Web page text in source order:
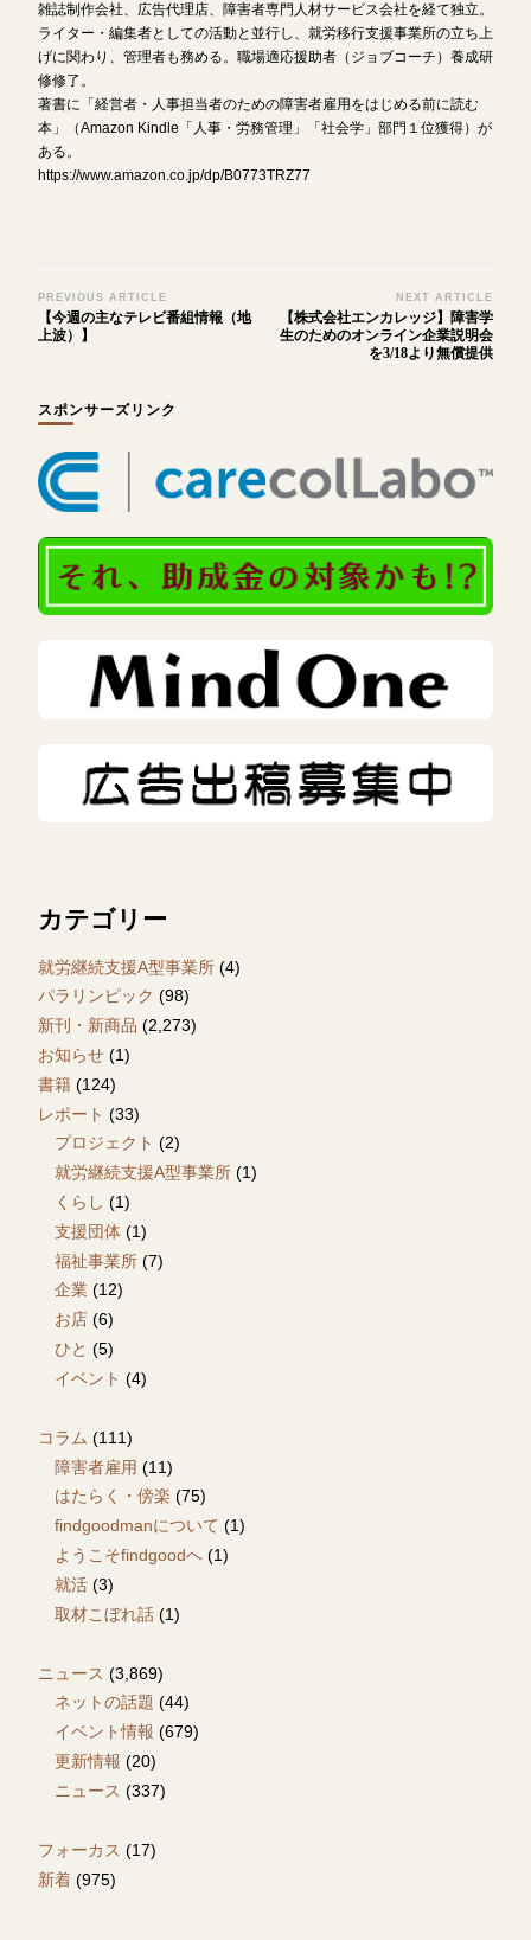
雑誌制作会社、広告代理店、障害者専門人材サービス会社を経て独立。
ライター・編集者としての活動と並行し、就労移行支援事業所の立ち上
げに関わり、管理者も務める。職場適応援助者（ジョブコーチ）養成研
修修了。
著書に「経営者・人事担当者のための障害者雇用をはじめる前に読む
本」（Amazon Kindle「人事・労務管理」「社会学」部門１位獲得）が
ある。
https://www.amazon.co.jp/dp/B0773TRZ77
Post
Navigation
PREVIOUS ARTICLE
【今週の主なテレビ番組情報（地
上波）】
NEXT ARTICLE
【株式会社エンカレッジ】障害学
生のためのオンライン企業説明会
を3/18より無償提供
スポンサーズリンク
カテゴリー
就労継続支援A型事業所 (4)
パラリンピック (98)
新刊・新商品 (2,273)
お知らせ (1)
書籍 (124)
レポート (33)
プロジェクト (2)
就労継続支援A型事業所 (1)
くらし (1)
支援団体 (1)
福祉事業所 (7)
企業 (12)
お店 (6)
ひと (5)
イベント (4)
コラム (111)
障害者雇用 (11)
はたらく・傍楽 (75)
findgoodmanについて (1)
ようこそfindgoodへ (1)
就活 (3)
取材こぼれ話 (1)
ニュース (3,869)
ネットの話題 (44)
イベント情報 (679)
更新情報 (20)
ニュース (337)
フォーカス (17)
新着 (975)